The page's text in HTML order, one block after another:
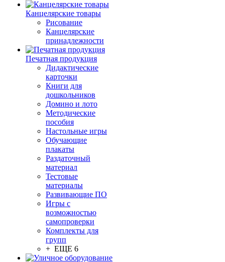
Канцелярские товары
Рисование
Канцелярские
принадлежности
Печатная продукция
Дидактические
карточки
Книги для
дошкольников
Домино и лото
Методические
пособия
Настольные игры
Обучающие
плакаты
Раздаточный
материал
Тестовые
материалы
Развивающие ПО
Игры с
возможностью
самопроверки
Комплекты для
групп
+ ЕЩЕ 6